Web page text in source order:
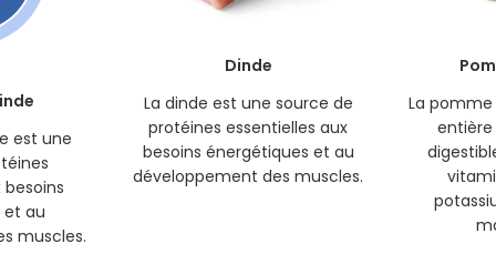
est une
et au
muscles.
Dinde
La dinde est une source de
protéines essentielles aux
besoins énergétiques et au
développement des muscles.
La